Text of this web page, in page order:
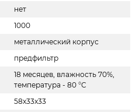
нет
1000
металлический корпус
предфильтр
18 месяцев, влажность 70%,
температура - 80 °C
58х33х33